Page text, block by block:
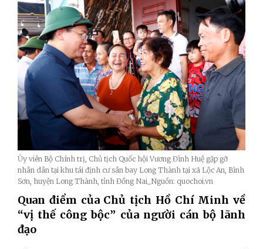
Ủy viên Bộ Chính trị, Chủ tịch Quốc hội Vương Đình Huệ gặp gỡ
nhân dân tại khu tái định cư sân bay Long Thành tại xã Lộc An, Bình
Sơn, huyện Long Thành, tỉnh Đồng Nai_Nguồn: quochoi.vn
Quan điểm của Chủ tịch Hồ Chí Minh về
“vị thế công bộc” của người cán bộ lãnh
đạo